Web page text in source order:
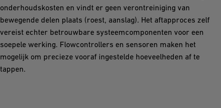
onderhoudskosten en vindt er geen verontreiniging van
bewegende delen plaats (roest, aanslag). Het aftapproces zelf
vereist echter betrouwbare systeemcomponenten voor een
soepele werking. Flowcontrollers en sensoren maken het
mogelijk om precieze vooraf ingestelde hoeveelheden af te
tappen.